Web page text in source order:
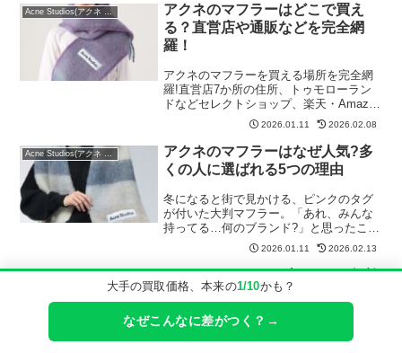
大手の買取価格、本来の1/10かも？
なぜこんなに差がつく？→
Acne Studios(アクネ ストゥディオズ)
アクネのマフラーはどこで買え
る？直営店や通販などを完全網
羅！
アクネのマフラーを買える場所を完全網
羅!直営店7か所の住所、トゥモローラン
ドなどセレクトショップ、楽天・Amazon
での賢い買い方を解説。2026.01.11 2026.02.08
アクネのマフラーはなぜ人気?多
くの人に選ばれる5つの理由
冬になると街で見かける、ピンクのタグ
が付いた大判マフラー。「あれ、みんな
持ってる…何のブランド?」と思ったこと
はありませんか?その正体は、Acne
Studios(アクネ ストゥディオズ)のマフラ
ー。ここ数年、インスタやX(旧Twitter...
2026.01.11 2026.02.13
アクネとはどんなブランド？年齢
層は？北欧ラグジュアリーの魅力
アクネ(Acne Studios)はどんなブランド?
スウェーデン発のミニマルラグジュアリ